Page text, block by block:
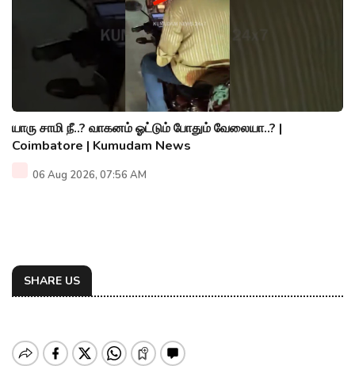
யாரு சாமி நீ..? வாகனம் ஓட்டும் போதும் வேலையா..? |
Coimbatore | Kumudam News
06 Aug 2026, 07:56 AM
SHARE US